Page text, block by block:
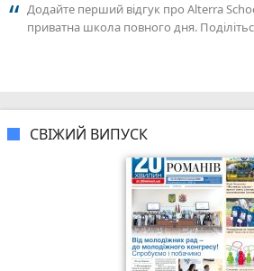
Додайте перший відгук про Alterra
приватна школа повного дня.
СВІЖИЙ ВИПУСК